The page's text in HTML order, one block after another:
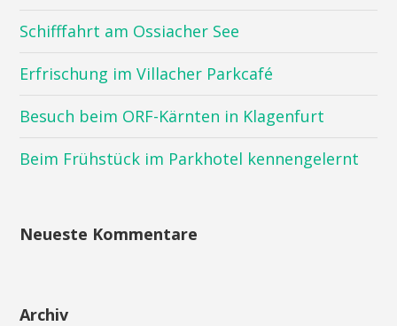
Schifffahrt am Ossiacher See
Erfrischung im Villacher Parkcafé
Besuch beim ORF-Kärnten in Klagenfurt
Beim Frühstück im Parkhotel kennengelernt
Neueste Kommentare
Archiv